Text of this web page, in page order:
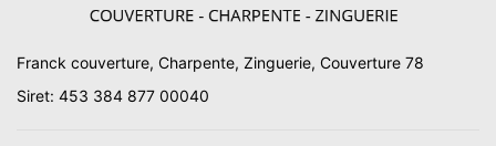
Franck couverture, Charpente, Zinguerie, Couverture 78
Siret: 453 384 877 00040